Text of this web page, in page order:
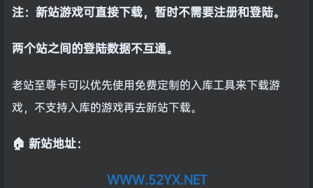
注：新站游戏可直接下载，暂时不需要注册和登陆。
两个站之间的登陆数据不互通。
老站至尊卡可以优先使用免费定制的入库工具来下载游
戏，不支持入库的游戏再去新站下载。
🏠 新站地址：
WWW.52YX.NET